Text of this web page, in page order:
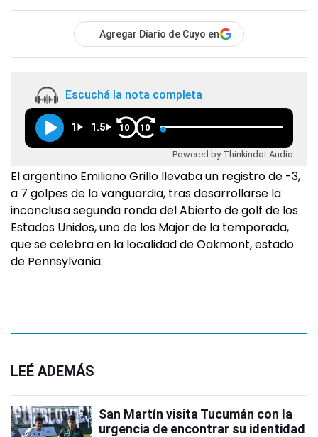
Agregar Diario de Cuyo en
Escuchá la nota completa
1 1.5 10 10
Powered by Thinkindot Audio
El argentino Emiliano Grillo llevaba un registro de -3,
a 7 golpes de la vanguardia, tras desarrollarse la
inconclusa segunda ronda del Abierto de golf de los
Estados Unidos, uno de los Major de la temporada,
que se celebra en la localidad de Oakmont, estado
de Pennsylvania.
LEÉ ADEMÁS
San Martín visita Tucumán con la
urgencia de encontrar su identidad